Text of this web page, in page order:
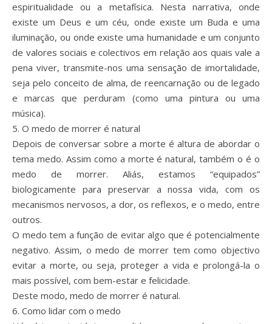
espiritualidade ou a metafísica. Nesta narrativa, onde
existe um Deus e um céu, onde existe um Buda e uma
iluminação, ou onde existe uma humanidade e um conjunto
de valores sociais e colectivos em relação aos quais vale a
pena viver, transmite-nos uma sensação de imortalidade,
seja pelo conceito de alma, de reencarnação ou de legado
e marcas que perduram (como uma pintura ou uma
música).
5. O medo de morrer é natural
Depois de conversar sobre a morte é altura de abordar o
tema medo. Assim como a morte é natural, também o é o
medo de morrer. Aliás, estamos “equipados”
biologicamente para preservar a nossa vida, com os
mecanismos nervosos, a dor, os reflexos, e o medo, entre
outros.
O medo tem a função de evitar algo que é potencialmente
negativo. Assim, o medo de morrer tem como objectivo
evitar a morte, ou seja, proteger a vida e prolongá-la o
mais possível, com bem-estar e felicidade.
Deste modo, medo de morrer é natural.
6. Como lidar com o medo